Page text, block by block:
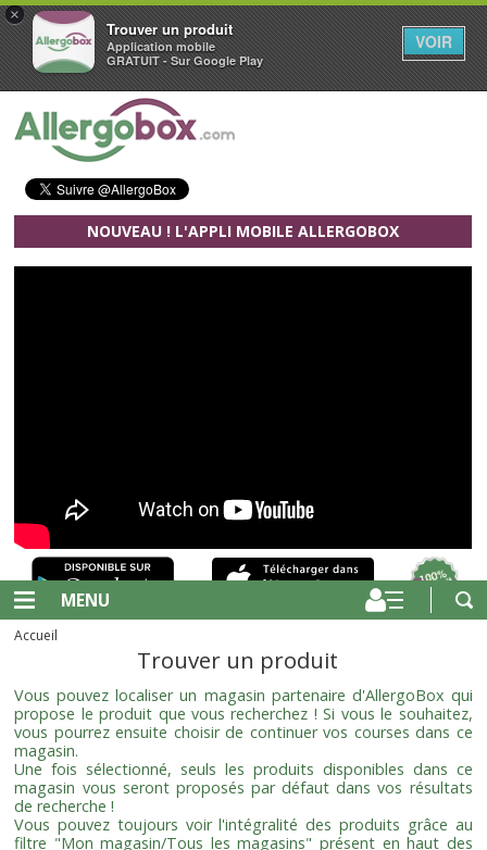
×
Trouver un produit
Application mobile
GRATUIT - Sur Google Play
VOIR
Aller au contenu principal
NOUVEAU ! L'APPLI MOBILE ALLERGOBOX
MENU
Accueil
Trouver un produit
Vous pouvez localiser un magasin partenaire d'AllergoBox qui
propose le produit que vous recherchez ! Si vous le souhaitez,
vous pourrez ensuite choisir de continuer vos courses dans ce
magasin.
Une fois sélectionné, seuls les produits disponibles dans ce
magasin vous seront proposés par défaut dans vos résultats
de recherche !
Vous pouvez toujours voir l'intégralité des produits grâce au
filtre "Mon magasin/Tous les magasins" présent en haut des